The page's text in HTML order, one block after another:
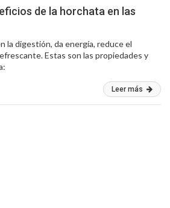
de la horchata en las
la digestión, da energía, reduce el
Estas son las propiedades y
Leer más